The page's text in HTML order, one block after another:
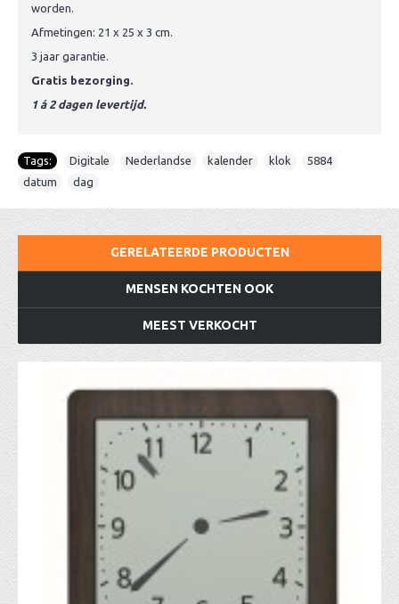
worden.
Afmetingen: 21 x 25 x 3 cm.
3 jaar garantie.
Gratis bezorging.
1 á 2 dagen levertijd.
Tags: Digitale Nederlandse kalender klok 5884
datum
dag
GERELATEERDE PRODUCTEN
MENSEN KOCHTEN OOK
MEEST VERKOCHT